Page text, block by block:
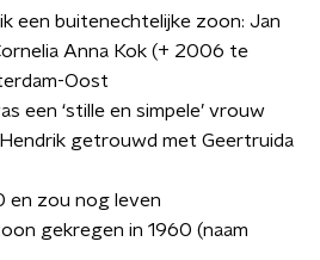
een buitenechtelijke zoon: Jan
Anna Kok (+ 2006 te
Oost
een ‘stille en simpele’ vrouw
getrouwd met Geertruida
en zou nog leven
gekregen in 1960 (naam